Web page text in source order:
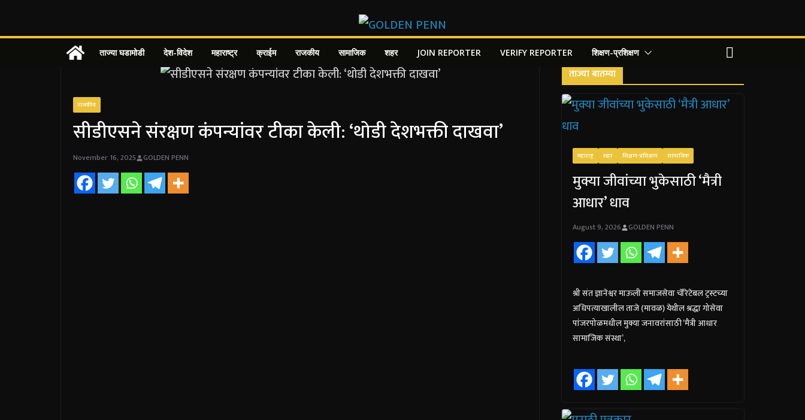
to
ताज्या घडामोडी देश-विदेश महाराष्ट्र क्राईम राजकीय सामाजिक शहर JOIN REPORTER VERIFY REPORTER शिक्षण-प्रशिक्षण
राजकीय
सीडीएसने संरक्षण कंपन्यांवर टीका केली: ‘थोडी देशभक्ती दाखवा’
November 16, 2025 GOLDEN PENN
ताज्या बातम्या
महाराष्ट्र शहर शिक्षण-प्रशिक्षण सामाजिक
मुक्या जीवांच्या भुकेसाठी ‘मैत्री
आधार’ धाव
August 9, 2026 GOLDEN PENN
श्री संत ज्ञानेश्वर माऊली समाजसेवा चॅरिटेबल ट्रस्टच्या
अधिपत्याखालील ताजे (मावळ) येथील श्रद्धा गोसेवा
पांजरपोळमधील मुक्या जनावरांसाठी ‘मैत्री आधार
सामाजिक संस्था’,